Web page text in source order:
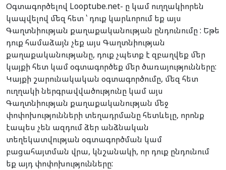
Օգտագործելով Looptube.net- ը կամ ուղղակիորեն
կապվելով մեզ հետ ՝ դուք կարևորում եք այս
Գաղտնիության քաղաքականության ընդունումը : Եթե
դուք համաձայն չեք այս Գաղտնիության
քաղաքականությանը, դուք չպետք է զբաղվեք մեր
կայքի հետ կամ օգտագործեք մեր ծառայությունները:
Կայքի շարունակական օգտագործումը, մեզ հետ
ուղղակի ներգրավվածությունը կամ այս
Գաղտնիության քաղաքականության մեջ
փոփոխությունների տեղադրմանը հետևելը, որոնք
էապես չեն ազդում ձեր անձնական
տեղեկատվության օգտագործման կամ
բացահայտման վրա, կնշանակի, որ դուք ընդունում
եք այդ փոփոխությունները: